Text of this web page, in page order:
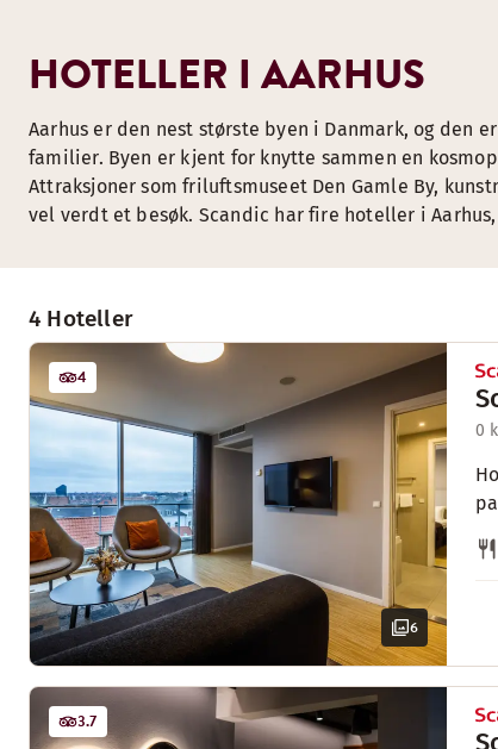
4 Hoteller
6
4
0
3.7
HOTELLER I AARHUS
Aarhus er den nest største byen i Danmark, og den
familier. Byen er kjent for knytte sammen en
Attraksjoner som friluftsmuseet Den Gamle By,
vel verdt et besøk. Scandic har fire hoteller i